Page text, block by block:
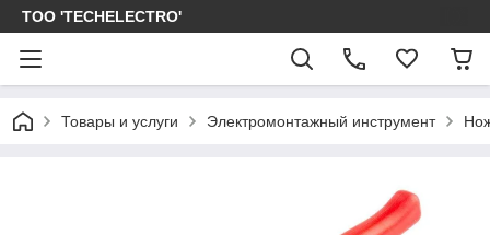
ТОО 'TECHELECTRO'
Товары и услуги Электромонтажный инструмент